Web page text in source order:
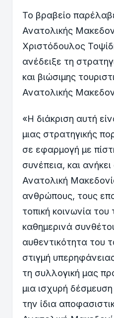
Το βραβείο
Ανατολικής
Χριστόδουλος
ανέδειξε τη
και βιώσιμης
Ανατολικής
«Η διάκριση αυτή
μιας στρατηγικής
σε εφαρμογή με
συνέπεια, και
Ανατολική
ανθρώπους, τους
τοπική κοινωνία του
καθημερινά
αυθεντικότητα του
στιγμή
τη συλλογική μας
μια ισχυρή
την ίδια